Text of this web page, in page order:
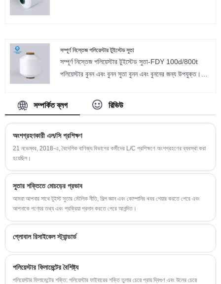
সম্পূর্ণ নিস্তেজ পলিয়েস্টার টুইস্টেড সুতা
সম্পূর্ণ নিস্তেজ পলিয়েস্টার টুইস্টেড সুতা-FDY 100d/800t
পলিয়েস্টার বুনন এবং বুনন সুতা বুনন এবং বুননের জন্য উপযুক্ত।
উদাহরণস্বরূপ, আপনার চয়ন করার জন্য আমাদের কাছে আধা
নিস্তেজ, সম্পূর্ণ নিস্তেজ, উজ্জ্বল এবং ট্রাইলোবাল উজ্জ্বল রয়েছে।
টুইস্ট নম্বর 80TPM থেকে 1000TPM পর্যন্ত। আমরা ছোট
অর্ডার গ্রহণ করি এবং বিনামূল্যে নমুনা প্রদান করা হয়।
সম্পর্কিত ব্লগ রিভিউ
অংশগ্রহণকারী এল/সি প্রশিক্ষণ
21 নভেম্বর, 2018-এ, বৈদেশিক বাণিজ্য বিভাগের কর্মীদের L/C প্রশিক্ষণে অংশগ্রহণের ব্যবস্থা করা
হয়েছিল।
সুতার শক্তিতে মোচড়ের প্রভাব
আমরা আপনার সাথে টুইস্ট সুতার মৌলিক নীতি, শিল্প জ্ঞান এবং কোম্পানির খবর শেয়ার করতে পেরে এবং
আপনাকে পণ্যের তথ্য এবং প্রক্রিয়া প্রদান করতে পেরে আনন্দিত।
গ্লোবাল রিসাইকেল স্ট্যান্ডার্ড
পলিয়েস্টার ফিলামেন্টের বৈশিষ্ট্য
পলিয়েস্টার ফিলামেন্টের শক্তি: পলিয়েস্টার ফাইবারের শক্তি তুলার চেয়ে প্রায় দ্বিগুণ এবং উলের চেয়ে